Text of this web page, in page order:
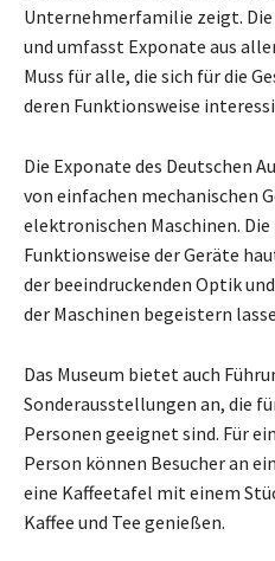
Unternehmerfamilie zeigt.
und umfasst Exponate aus
Muss für alle, die sich für die
deren Funktionsweise
Die Exponate des Deutschen
von einfachen mechanischen
elektronischen Maschinen. Die
Funktionsweise der Geräte
der beeindruckenden Optik
der Maschinen begeistern
Das Museum bietet auch
Sonderausstellungen an, die
Personen geeignet sind. Für
Person können Besucher an
eine Kaffeetafel mit einem
Kaffee und Tee genießen.